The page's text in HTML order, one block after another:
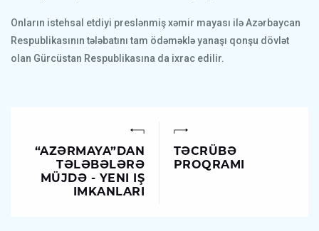
Onların istehsal etdiyi preslənmiş xəmir mayası ilə Azərbaycan
Respublikasının tələbatını tam ödəməklə yanaşı qonşu dövlət
olan Gürcüstan Respublikasına da ixrac edilir.
“AZƏRMAYA”DAN
TƏLƏBƏLƏRƏ
MÜJDƏ - YENI IŞ
IMKANLARI
TƏCRÜBƏ
PROQRAMI